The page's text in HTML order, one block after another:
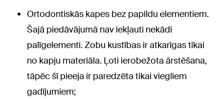
Ortodontiskās kapes bez papildu elementiem.
Šajā piedāvājumā nav iekļauti nekādi
palīgelementi. Zobu kustības ir atkarīgas tikai
no kapju materiāla. Ļoti ierobežota ārstēšana,
tāpēc šī pieeja ir paredzēta tikai viegliem
gadījumiem;